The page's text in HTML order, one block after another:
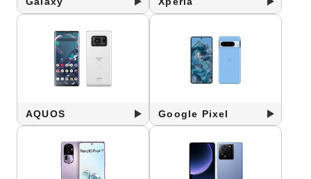
AQUOS Google Pixel